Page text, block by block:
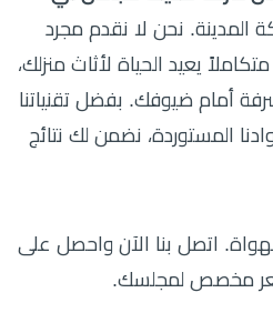
المدينة. نحن لا نقدم مجرد
يعيد الحياة لأثاث منزلك،
أمام ضيوفك. بفضل تقنياتنا
المستوردة، نضمن لك نتائج
اتصل بنا الآن واحصل على
مخصص لمجلسك.